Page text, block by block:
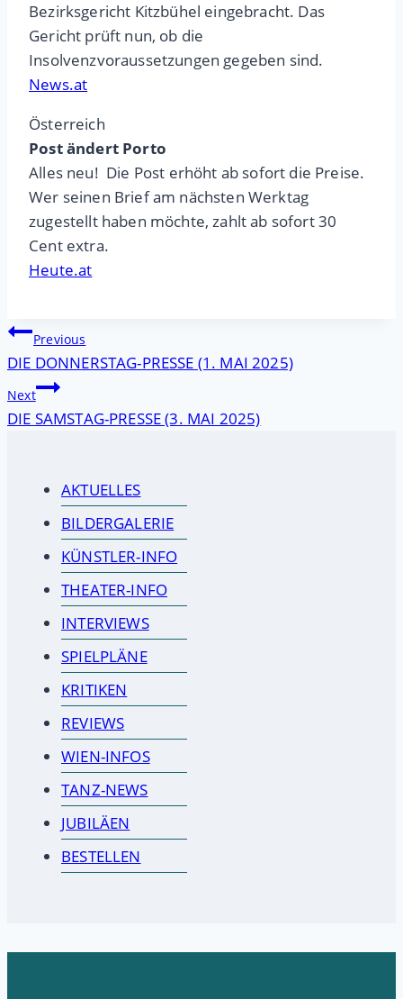
Bezirksgericht Kitzbühel eingebracht. Das
Gericht prüft nun, ob die
Insolvenzvoraussetzungen gegeben sind.
News.at
Österreich
Post ändert Porto
Alles neu! Die Post erhöht ab sofort die Preise.
Wer seinen Brief am nächsten Werktag
zugestellt haben möchte, zahlt ab sofort 30
Cent extra.
Heute.at
Beitragsnavigation
Previous
DIE DONNERSTAG-PRESSE (1. MAI 2025)
Next
DIE SAMSTAG-PRESSE (3. MAI 2025)
AKTUELLES
BILDERGALERIE
KÜNSTLER-INFO
THEATER-INFO
INTERVIEWS
SPIELPLÄNE
KRITIKEN
REVIEWS
WIEN-INFOS
TANZ-NEWS
JUBILÄEN
BESTELLEN